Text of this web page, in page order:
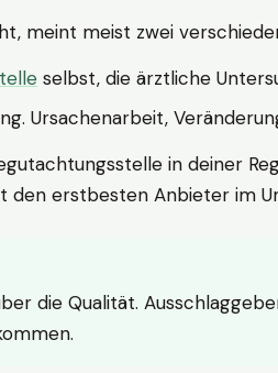
meint meist zwei
selbst, die ärztliche
Ursachenarbeit,
in deiner
den erstbesten Anbieter im
die Qualität.